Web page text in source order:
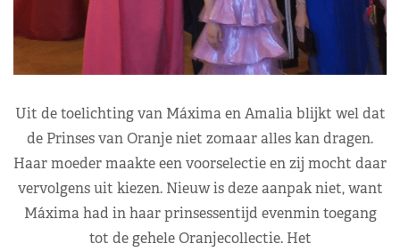
Uit de toelichting van Máxima en Amalia blijkt wel dat
de Prinses van Oranje niet zomaar alles kan dragen.
Haar moeder maakte een voorselectie en zij mocht daar
vervolgens uit kiezen. Nieuw is deze aanpak niet, want
Máxima had in haar prinsessentijd evenmin toegang
tot de gehele Oranjecollectie. Het